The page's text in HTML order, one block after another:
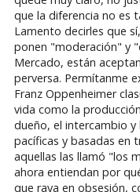
que la diferencia no es
Lamento decirles que
ponen "moderación" y
Mercado, están
perversa. Permítanme
Franz Oppenheimer
vida como la
dueño, el intercambio
pacíficas y basadas en
aquellas las llamó "los
ahora entiendan por
que raya en obsesión,